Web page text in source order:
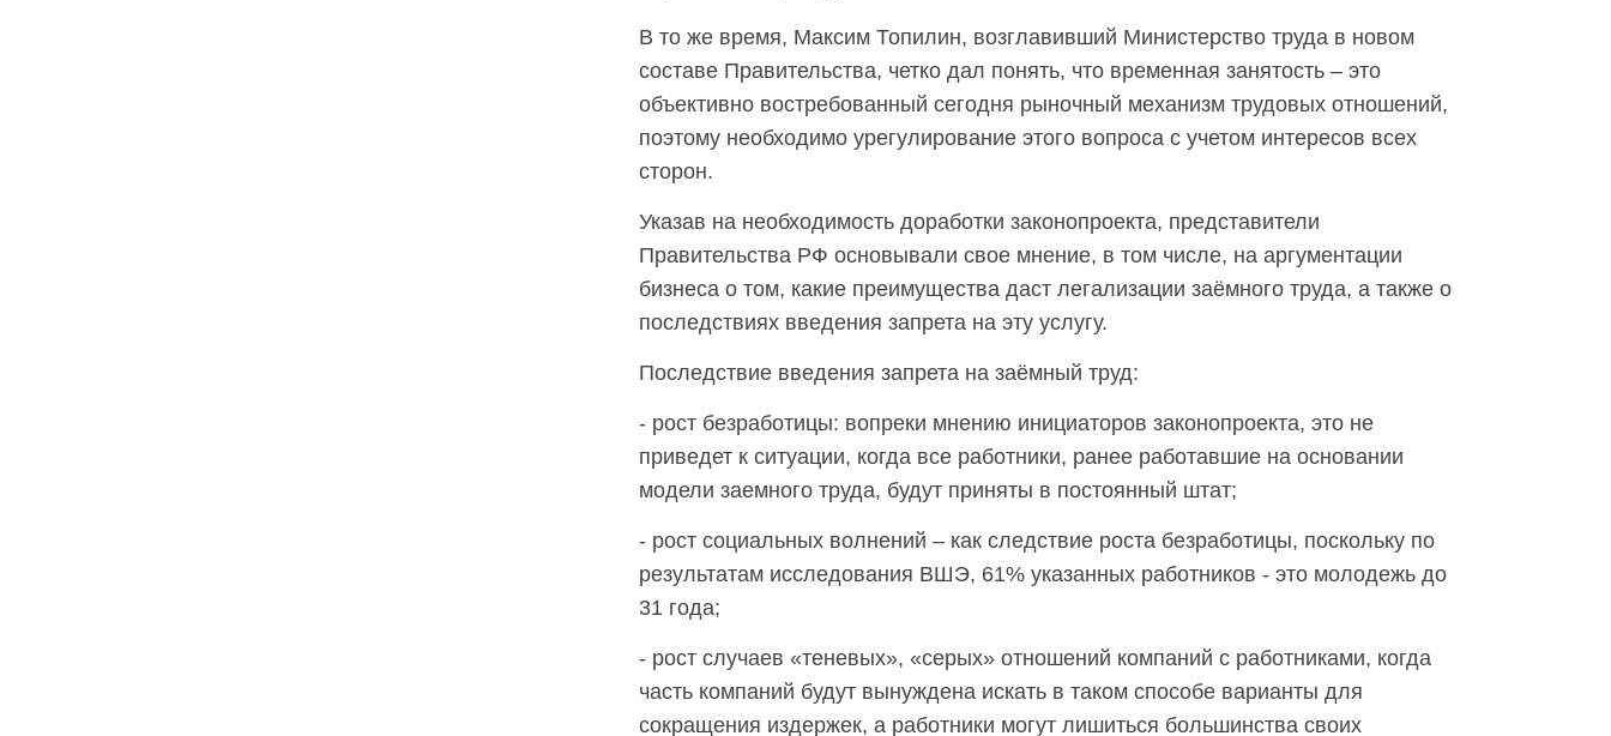
В то же время, Максим Топилин, возглавивший Министерство труда в новом
составе Правительства, четко дал понять, что временная занятость – это
объективно востребованный сегодня рыночный механизм трудовых отношений,
поэтому необходимо урегулирование этого вопроса с учетом интересов всех
сторон.
Указав на необходимость доработки законопроекта, представители
Правительства РФ основывали свое мнение, в том числе, на аргументации
бизнеса о том, какие преимущества даст легализации заёмного труда, а также о
последствиях введения запрета на эту услугу.
Последствие введения запрета на заёмный труд:
- рост безработицы: вопреки мнению инициаторов законопроекта, это не
приведет к ситуации, когда все работники, ранее работавшие на основании
модели заемного труда, будут приняты в постоянный штат;
- рост социальных волнений – как следствие роста безработицы, поскольку по
результатам исследования ВШЭ, 61% указанных работников - это молодежь до
31 года;
- рост случаев «теневых», «серых» отношений компаний с работниками, когда
часть компаний будут вынуждена искать в таком способе варианты для
сокращения издержек, а работники могут лишиться большинства своих